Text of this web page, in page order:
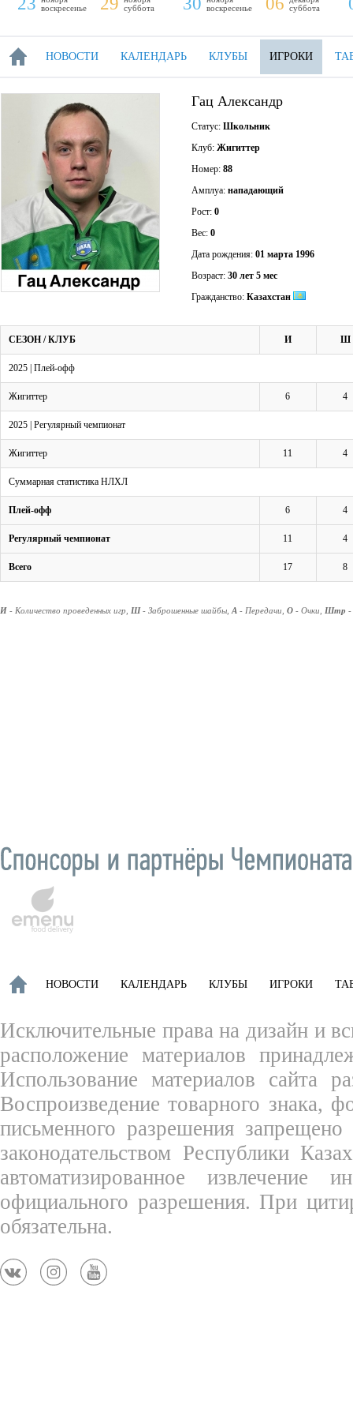
воскресенье
суббота
воскресенье
суббота
НОВОСТИ КАЛЕНДАРЬ КЛУБЫ ИГРОКИ
Гац Александр
Статус: Школьник
Клуб: Жигиттер
Номер: 88
Амплуа: нападающий
Рост: 0
Вес: 0
Дата рождения: 01 марта 1996
Возраст: 30 лет 5 мес
Гражданство: Казахстан
СЕЗОН / КЛУБ И Ш
2025 | Плей-офф
Жигиттер 6 4
2025 | Регулярный чемпионат
Жигиттер 11 4
Суммарная статистика НЛХЛ
Плей-офф 6 4
Регулярный чемпионат 11 4
Всего 17 8
И - Количество проведенных игр, Ш - Заброшенные шайбы, А - Передачи, О - Очки, Штр -
НОВОСТИ КАЛЕНДАРЬ КЛУБЫ ИГРОКИ
Исключительные права на дизайн и
расположение материалов
Использование материалов сайта
Воспроизведение товарного знака,
письменного разрешения
законодательством Республики
автоматизированное
официального разрешения. При
обязательна.